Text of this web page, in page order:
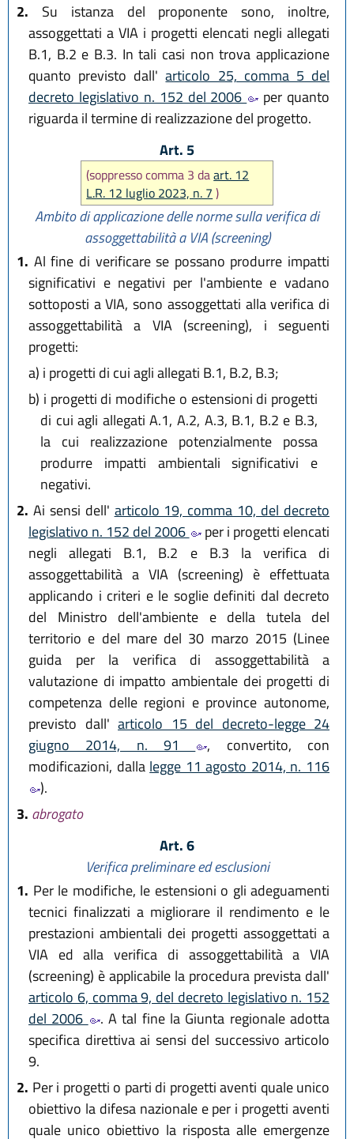
2. Su istanza del proponente sono, inoltre,
assoggettati a VIA i progetti elencati negli allegati
B.1, B.2 e B.3. In tali casi non trova applicazione
quanto previsto dall'articolo 25, comma 5 del
decreto legislativo n. 152 del 2006
per quanto
riguarda il termine di realizzazione del progetto.
Art. 5
(soppresso comma 3 daart. 12
L.R. 12 luglio 2023, n. 7 )
Ambito di applicazione delle norme sulla verifica di
assoggettabilità a VIA (screening)
1. Al fine di verificare se possano produrre impatti
significativi e negativi per l'ambiente e vadano
sottoposti a VIA, sono assoggettati alla verifica di
assoggettabilità a VIA (screening), i seguenti
progetti:
a) i progetti di cui agli allegati B.1, B.2, B.3;
b) i progetti di modifiche o estensioni di progetti
di cui agli allegati A.1, A.2, A.3, B.1, B.2 e B.3,
la cui realizzazione potenzialmente possa
produrre impatti ambientali significativi e
negativi.
2. Ai sensi dell' articolo 19, comma 10, del decreto
legislativo n. 152 del 2006
per i progetti elencati
negli allegati B.1, B.2 e B.3 la verifica di
assoggettabilità a VIA (screening) è effettuata
applicando i criteri e le soglie definiti dal decreto
del Ministro dell'ambiente e della tutela del
territorio e del mare del 30 marzo 2015 (Linee
guida per la verifica di assoggettabilità a
valutazione di impatto ambientale dei progetti di
competenza delle regioni e province autonome,
previsto dall' articolo 15 del decreto-legge 24
giugno 2014, n. 91
, convertito, con
modificazioni, dalla legge 11 agosto 2014, n. 116
).
3. abrogato
Art. 6
Verifica preliminare ed esclusioni
1. Per le modifiche, le estensioni o gli adeguamenti
tecnici finalizzati a migliorare il rendimento e le
prestazioni ambientali dei progetti assoggettati a
VIA ed alla verifica di assoggettabilità a VIA
(screening) è applicabile la procedura prevista dall'
articolo 6, comma 9, del decreto legislativo n. 152
del 2006
. A tal fine la Giunta regionale adotta
specifica direttiva ai sensi del successivo articolo
9.
2. Per i progetti o parti di progetti aventi quale unico
obiettivo la difesa nazionale e per i progetti aventi
quale unico obiettivo la risposta alle emergenze